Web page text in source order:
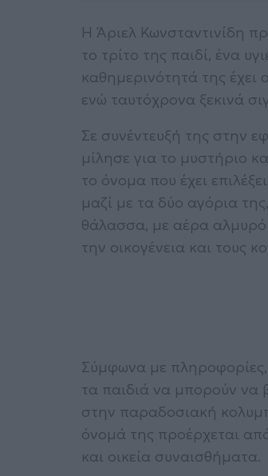
Η Άριελ Κωνσταντινίδη
το τρίτο της παιδί, ένα
καθημερινότητά της
ενώ ταυτόχρονα ξεκινά
Σε συνέντευξή της στην
μίλησε για το μυστήριο
το όνομα που έχει
μαζί με τα δύο αγόρια
θάλασσα, με αέρα αλμυρό
την οικογένεια και τους
Σύμφωνα με
τα παιδιά να μπορούν να
στην παραδοσιακή
όνομά της προέρχεται
και οικεία συναισθήματα.